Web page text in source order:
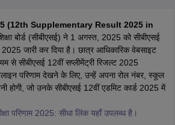
Result 2026 TN 11th Arrear Result 2026
TN
Second Board Result 2026 Roll Number
CBSE Class 12 Result Link 2026
Punjab
Paper 2026 Second Exam
CBSE 10th
TS Inter Supplementary Question
Board 10th Goa Board SSC PSEB 10th
Goa Board HSSC PSEB 12th
(12th Supplementary Result 2025 in
बोर्ड (सीबीएसई) ने 1 अगस्त, 2025 को सीबीएसई
2025 जारी कर दिया है। छात्र आधिकारिक वेबसाइट
से सीबीएसई 12वीं सप्लीमेंट्री रिजल्ट 2025
परिणाम देखने के लिए, उन्हें अपना रोल नंबर, स्कूल
होगी, जो उनके सीबीएसई 12वीं एडमिट कार्ड 2025 में
परिणाम 2025: सीधा लिंक यहाँ उपलब्ध है।